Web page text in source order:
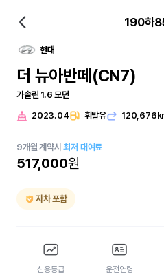
190하
현대
더 뉴아반떼(CN7)
가솔린 1.6 모던
2023.04 휘발유
9개월 계약시최저 대여료
517,000원
자차 포함
신용등급 운전연령